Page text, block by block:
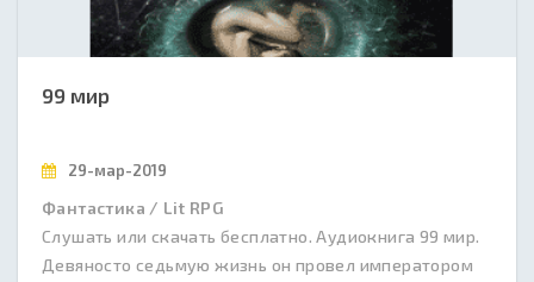
99 мир
29-мар-2019
Фантастика / Lit RPG
Слушать или скачать бесплатно. Аудиокнига 99 мир.
Девяносто седьмую жизнь он провел императором